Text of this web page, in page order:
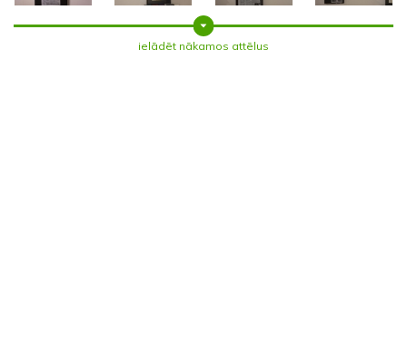
ielādēt nākamos attēlus